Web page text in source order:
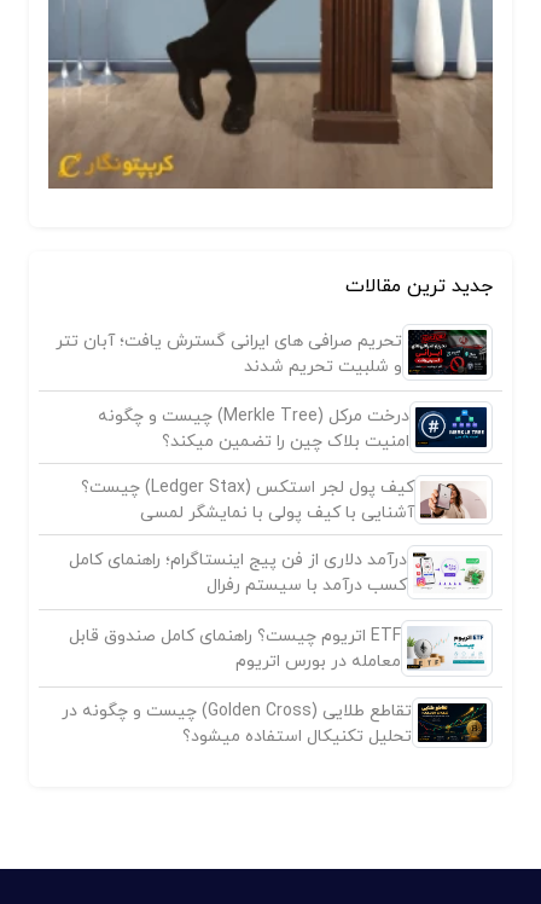
جدید ترین مقالات
تحریم صرافی های ایرانی گسترش یافت؛ آبان تتر
و شلبیت تحریم شدند
درخت مرکل (Merkle Tree) چیست و چگونه
امنیت بلاک چین را تضمین میکند؟
کیف پول لجر استکس (Ledger Stax) چیست؟
آشنایی با کیف پولی با نمایشگر لمسی
درآمد دلاری از فن پیج اینستاگرام؛ راهنمای کامل
کسب درآمد با سیستم رفرال
ETF اتریوم چیست؟ راهنمای کامل صندوق قابل
معامله در بورس اتریوم
تقاطع طلایی (Golden Cross) چیست و چگونه در
تحلیل تکنیکال استفاده میشود؟